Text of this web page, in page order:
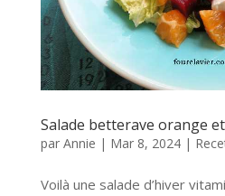
Salade betterave orange
par Annie | Mar 8, 2024|
Voilà une salade d’hiver